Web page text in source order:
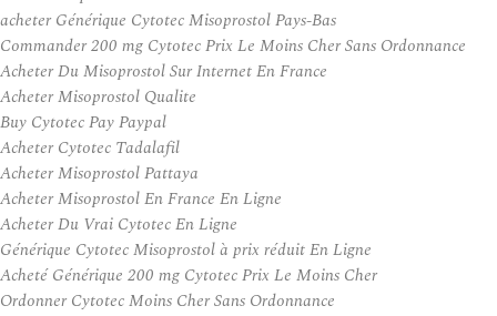
acheter Générique Cytotec Misoprostol Pays-Bas
Commander 200 mg Cytotec Prix Le Moins Cher Sans Ordonnance
Acheter Du Misoprostol Sur Internet En France
Acheter Misoprostol Qualite
Buy Cytotec Pay Paypal
Acheter Cytotec Tadalafil
Acheter Misoprostol Pattaya
Acheter Misoprostol En France En Ligne
Acheter Du Vrai Cytotec En Ligne
Générique Cytotec Misoprostol à prix réduit En Ligne
Acheté Générique 200 mg Cytotec Prix Le Moins Cher
Ordonner Cytotec Moins Cher Sans Ordonnance